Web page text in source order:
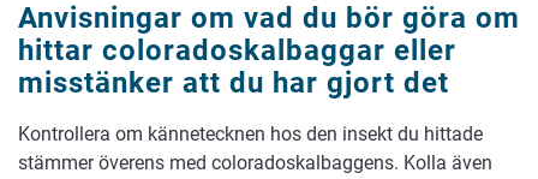
Anvisningar om vad du bör göra om
hittar coloradoskalbaggar eller
misstänker att du har gjort det
Kontrollera om kännetecknen hos den insekt du hittade
stämmer överens med coloradoskalbaggens. Kolla även